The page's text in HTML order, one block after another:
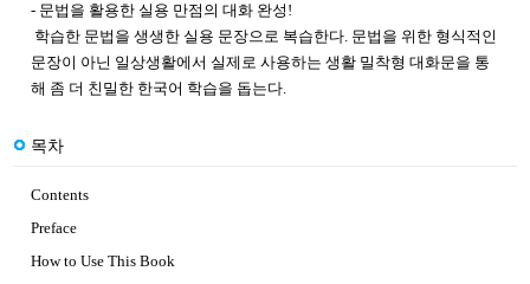
- 문법을 활용한 실용 만점의 대화 완성!
학습한 문법을 생생한 실용 문장으로 복습한다. 문법을 위한 형식적인
문장이 아닌 일상생활에서 실제로 사용하는 생활 밀착형 대화문을 통
해 좀 더 친밀한 한국어 학습을 돕는다.
목차
Contents
Preface
How to Use This Book